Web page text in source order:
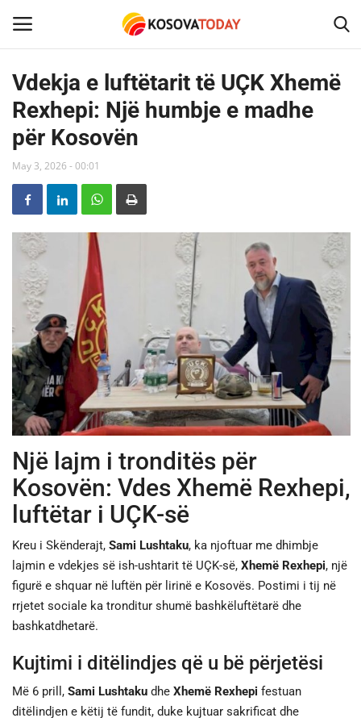
Home
KOSOVA
SHQIPERIA
MAQEDONIA
SHOWBIZ
BOTA
TECH
JETA
SPORTI
SHENDETI
Vdekja e luftëtarit të UÇK Xhemë
Rexhepi: Një humbje e madhe
për Kosovën
May 3, 2026 - 00:01
Një lajm i tronditës për
Kosovën: Vdes Xhemë Rexhepi,
luftëtar i UÇK-së
Kreu i Skënderajt, Sami Lushtaku, ka njoftuar me dhimbje
lajmin e vdekjes së ish-ushtarit të UÇK-së, Xhemë Rexhepi, një
figurë e shquar në luftën për lirinë e Kosovës. Postimi i tij në
rrjetet sociale ka tronditur shumë bashkëluftëtarë dhe
bashkatdhetarë.
Kujtimi i ditëlindjes që u bë përjetësi
Më 6 prill, Sami Lushtaku dhe Xhemë Rexhepi festuan
ditëlindjen e këtij të fundit, duke kujtuar sakrificat dhe